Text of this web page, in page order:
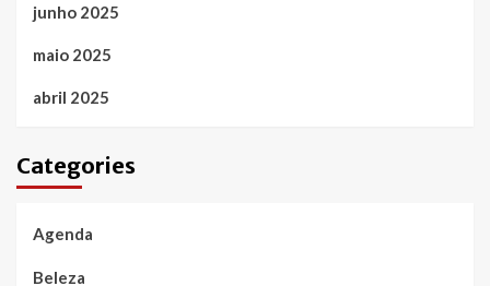
junho 2025
maio 2025
abril 2025
Categories
Agenda
Beleza